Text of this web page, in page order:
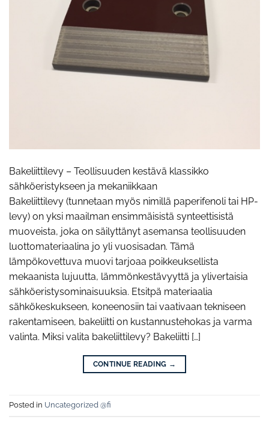
Bakeliittilevy – Teollisuuden kestävä klassikko
sähköeristykseen ja mekaniikkaan
Bakeliittilevy (tunnetaan myös nimillä paperifenoli tai HP-
levy) on yksi maailman ensimmäisistä synteettisistä
muoveista, joka on säilyttänyt asemansa teollisuuden
luottomateriaalina jo yli vuosisadan. Tämä
lämpökovettuva muovi tarjoaa poikkeuksellista
mekaanista lujuutta, lämmönkestävyyttä ja ylivertaisia
sähköeristysominaisuuksia. Etsitpä materiaalia
sähkökeskukseen, koneenosiin tai vaativaan tekniseen
rakentamiseen, bakeliitti on kustannustehokas ja varma
valinta. Miksi valita bakeliittilevy? Bakeliitti […]
CONTINUE READING →
Posted in Uncategorized @fi